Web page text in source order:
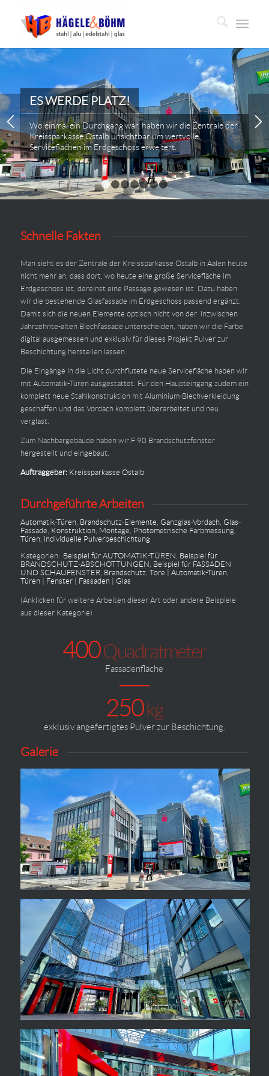
1 2 3 4 5 6 7
ES WERDE PLATZ!
Wo einmal ein Durchgang war, haben wir die Zentrale der
Kreissparkasse Ostalb unsichtbar um wertvolle
Serviceflächen im Erdgeschoss erweitert.
Schnelle Fakten
Man sieht es der Zentrale der Kreissparkasse Ostalb in Aalen heute
nicht mehr an, dass dort, wo heute eine große Servicefläche im
Erdgeschoss ist, dereinst eine Passage gewesen ist. Dazu haben
wir die bestehende Glasfassade im Erdgeschoss passend ergänzt.
Damit sich die neuen Elemente optisch nicht von der inzwischen
Jahrzehnte-alten Blechfassade unterscheiden, haben wir die Farbe
digital ausgemessen und exklusiv für dieses Projekt Pulver zur
Beschichtung herstellen lassen.
Die Eingänge in die Licht durchflutete neue Servicefläche haben wir
mit Automatik-Türen ausgestattet. Für den Haupteingang zudem ein
komplett neue Stahlkonstruktion mit Aluminium-Blechverkleidung
geschaffen und das Vordach komplett überarbeitet und neu
verglast.
Zum Nachbargebäude haben wir F 90 Brandschutzfenster
hergestellt und eingebaut.
Auftraggeber: Kreissparkasse Ostalb
Durchgeführte Arbeiten
Automatik-Türen, Brandschutz-Elemente Ganzglas-Vordach, Glas-
Fassade Konstruktion, Montage Photometrische Farbmessung,
Türen, individuelle Pulverbeschichtung
Kategorien: Beispiel für AUTOMATIK-TÜREN Beispiel für
BRANDSCHUTZ-ABSCHOTTUNGEN Beispiel für FASSADEN
UND SCHAUFENSTER Brandschutz, Tore | Automatik-Türen,
Türen | Fenster | Fassaden | Glas
(Anklicken für weitere Arbeiten dieser Art oder andere Beispiele
aus dieser Kategorie)
400Quadratmeter
Fassadenfläche
250kg
exklusiv angefertigtes Pulver zur Beschichtung.
Galerie